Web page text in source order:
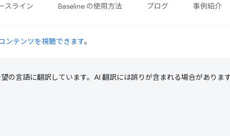
スライン Baseline の使用方法 ブログ 事例紹介
ンテンツを視聴できます。
の言語に翻訳しています。AI 翻訳には誤りが含まれる場合があります